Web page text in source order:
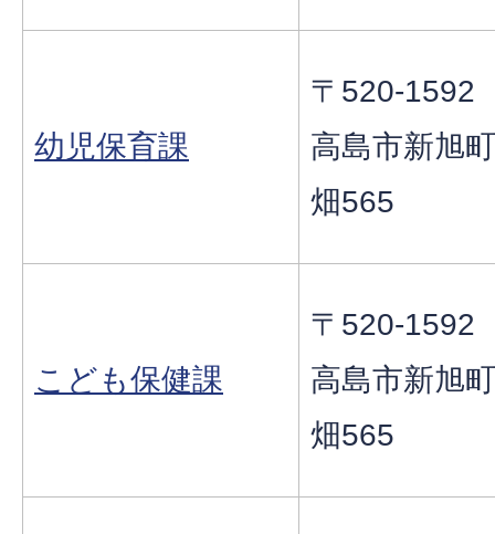
幼児保育課
〒520-1592
高島市新旭
畑565
こども保健課
〒520-1592
高島市新旭
畑565